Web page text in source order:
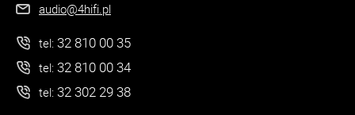
audio@4hifi.pl
tel: 32 810 00 35
tel: 32 810 00 34
tel: 32 302 29 38